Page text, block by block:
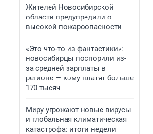
Жителей Новосибирской
области предупредили о
высокой пожароопасности
«Это что-то из фантастики»:
новосибирцы поспорили из-
за средней зарплаты в
регионе — кому платят больше
170 тысяч
Миру угрожают новые вирусы
и глобальная климатическая
катастрофа: итоги недели